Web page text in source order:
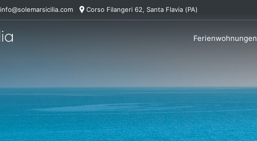
info@solemarsicilia.com Corso Filangeri 62, Santa Flavia (PA)
Ferienwohnungen